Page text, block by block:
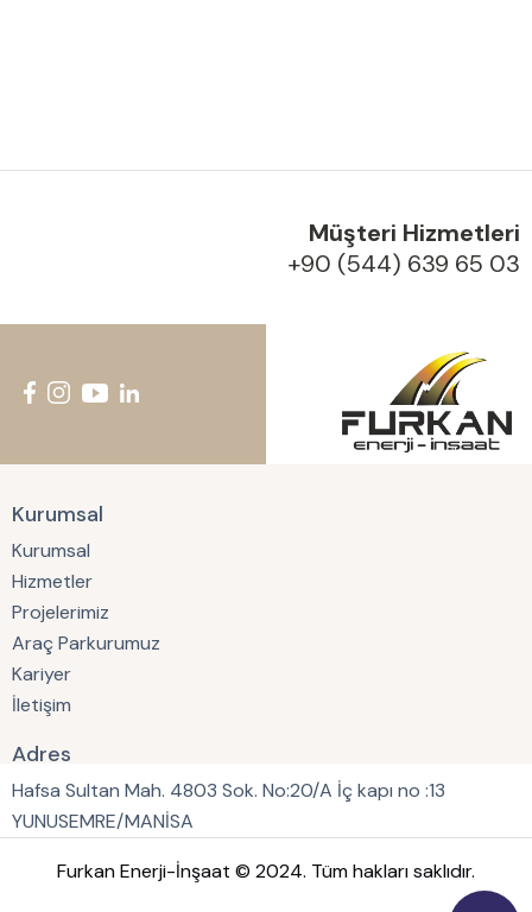
Müşteri Hizmetleri
+90 (544) 639 65 03
Kurumsal
Kurumsal
Hizmetler
Projelerimiz
Araç Parkurumuz
Kariyer
İletişim
Adres
Hafsa Sultan Mah. 4803 Sok. No:20/A İç kapı no :13
YUNUSEMRE/MANİSA
Furkan Enerji-İnşaat © 2024. Tüm hakları saklıdır.